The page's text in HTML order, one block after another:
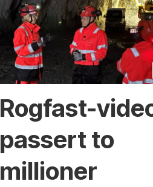
Rogfast-
passert to
millioner